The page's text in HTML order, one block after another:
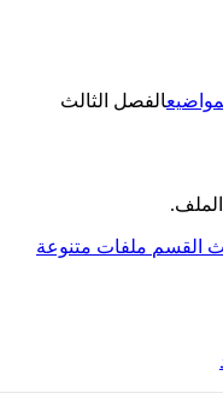
مواضيعالفصل الثالث
القسم ملفات متنوعة